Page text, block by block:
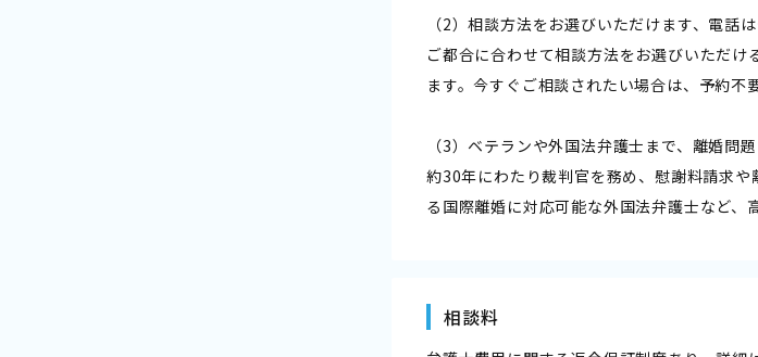
（2）相談方法をお選びいただけます、電話
ご都合に合わせて相談方法をお選びいただ
ます。今すぐご相談されたい場合は、予約不
（3）ベテランや外国法弁護士まで、離婚問
約30年にわたり裁判官を務め、慰謝料請求
る国際離婚に対応可能な外国法弁護士など、
相談料